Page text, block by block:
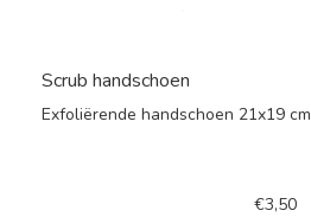
Scrub handschoen
Exfoliërende handschoen 21x19 cm
€3,50